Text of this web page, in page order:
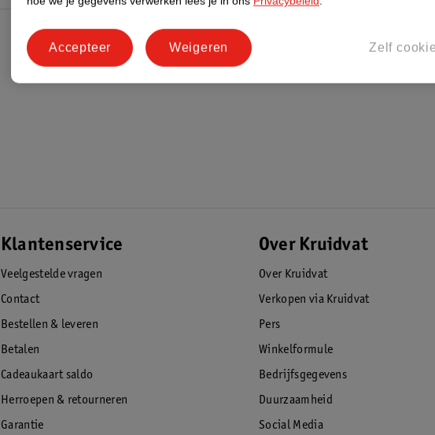
Klantenservice
Veelgestelde vragen
Contact
Bestellen & leveren
Betalen
Cadeaukaart saldo
Herroepen & retourneren
Garantie
Over Kruidvat
Over Kruidvat
Verkopen via Kruidvat
Pers
Winkelformule
Bedrijfsgegevens
Duurzaamheid
Social Media
Zelf
Weigeren
Accepteer